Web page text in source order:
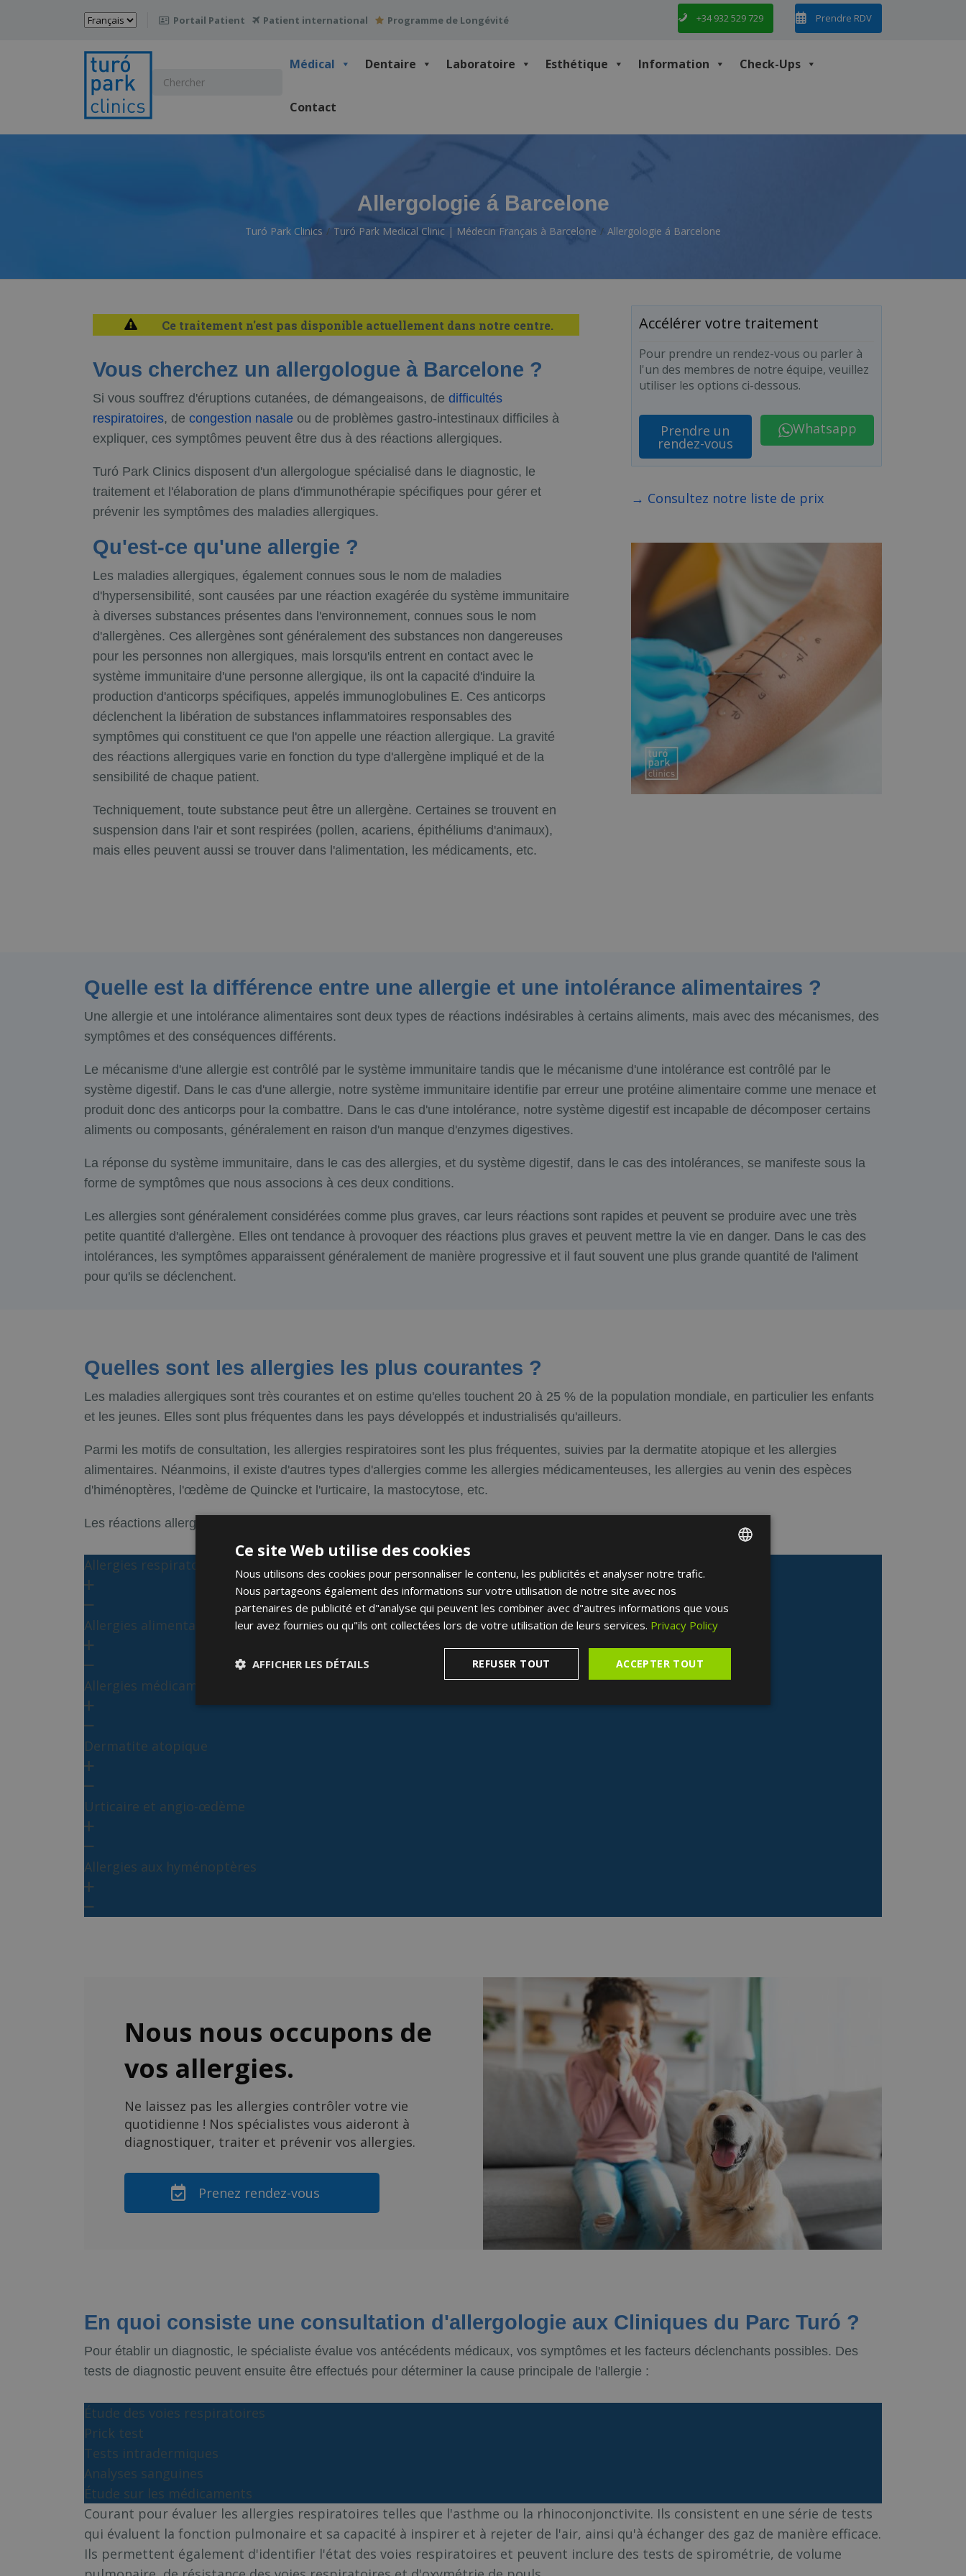
Choisir
 Portail Patient Patient international Programme de Longévité +34 932 529 729 Prendre RDV
Chercher
Médical Dentaire Laboratoire Esthétique Information Check-Ups
Contact
Allergologie á Barcelone
Turó Park Clinics Turó Park Medical Clinic | Médecin Français à Barcelone Allergologie á Barcelone
Ce traitement n'est pas disponible actuellement dans notre centre.
Vous cherchez un allergologue à Barcelone ?
Si vous souffrez d'éruptions cutanées, de démangeaisons, de difficultés
respiratoires, de congestion nasale ou de problèmes gastro-intestinaux difficiles à
expliquer, ces symptômes peuvent être dus à des réactions allergiques.
Turó Park Clinics disposent d'un allergologue spécialisé dans le diagnostic, le
traitement et l'élaboration de plans d'immunothérapie spécifiques pour gérer et
prévenir les symptômes des maladies allergiques.
Qu'est-ce qu'une allergie ?
Les maladies allergiques, également connues sous le nom de maladies
d'hypersensibilité, sont causées par une réaction exagérée du système immunitaire
à diverses substances présentes dans l'environnement, connues sous le nom
d'allergènes. Ces allergènes sont généralement des substances non dangereuses
pour les personnes non allergiques, mais lorsqu'ils entrent en contact avec le
système immunitaire d'une personne allergique, ils ont la capacité d'induire la
production d'anticorps spécifiques, appelés immunoglobulines E. Ces anticorps
déclenchent la libération de substances inflammatoires responsables des
symptômes qui constituent ce que l'on appelle une réaction allergique. La gravité
des réactions allergiques varie en fonction du type d'allergène impliqué et de la
sensibilité de chaque patient.
Techniquement, toute substance peut être un allergène. Certaines se trouvent en
suspension dans l'air et sont respirées (pollen, acariens, épithéliums d'animaux),
mais elles peuvent aussi se trouver dans l'alimentation, les médicaments, etc.
Accélérer votre traitement
Pour prendre un rendez-vous ou parler à
l'un des membres de notre équipe, veuillez
utiliser les options ci-dessous.
Prendre un
rendez-vous
Whatsapp
→ Consultez notre liste de prix
Quelle est la différence entre une allergie et une intolérance alimentaires ?
Une allergie et une intolérance alimentaires sont deux types de réactions indésirables à certains aliments, mais avec des mécanismes, des
symptômes et des conséquences différents.
Le mécanisme d'une allergie est contrôlé par le système immunitaire tandis que le mécanisme d'une intolérance est contrôlé par le
système digestif. Dans le cas d'une allergie, notre système immunitaire identifie par erreur une protéine alimentaire comme une menace et
produit donc des anticorps pour la combattre. Dans le cas d'une intolérance, notre système digestif est incapable de décomposer certains
aliments ou composants, généralement en raison d'un manque d'enzymes digestives.
La réponse du système immunitaire, dans le cas des allergies, et du système digestif, dans le cas des intolérances, se manifeste sous la
forme de symptômes que nous associons à ces deux conditions.
Les allergies sont généralement considérées comme plus graves, car leurs réactions sont rapides et peuvent se produire avec une très
petite quantité d'allergène. Elles ont tendance à provoquer des réactions plus graves et peuvent mettre la vie en danger. Dans le cas des
intolérances, les symptômes apparaissent généralement de manière progressive et il faut souvent une plus grande quantité de l'aliment
pour qu'ils se déclenchent.
Quelles sont les allergies les plus courantes ?
Les maladies allergiques sont très courantes et on estime qu'elles touchent 20 à 25 % de la population mondiale, en particulier les enfants
et les jeunes. Elles sont plus fréquentes dans les pays développés et industrialisés qu'ailleurs.
Parmi les motifs de consultation, les allergies respiratoires sont les plus fréquentes, suivies par la dermatite atopique et les allergies
alimentaires. Néanmoins, il existe d'autres types d'allergies comme les allergies médicamenteuses, les allergies au venin des espèces
d'himénoptères, l'œdème de Quincke et l'urticaire, la mastocytose, etc.
Les réactions allergiques les plus courantes que nous traitons sont les suivantes :
Allergies respiratoires
Allergies alimentaires
Allergies médicamenteuses
Dermatite atopique
Urticaire et angio-œdème
Allergies aux hyménoptères
Nous nous occupons de
vos allergies.
Ne laissez pas les allergies contrôler votre vie
quotidienne ! Nos spécialistes vous aideront à
diagnostiquer, traiter et prévenir vos allergies.
Prenez rendez-vous
En quoi consiste une consultation d'allergologie aux Cliniques du Parc Turó ?
Pour établir un diagnostic, le spécialiste évalue vos antécédents médicaux, vos symptômes et les facteurs déclenchants possibles. Des
tests de diagnostic peuvent ensuite être effectués pour déterminer la cause principale de l'allergie :
Étude des voies respiratoires
Prick test
Tests intradermiques
Analyses sanguines
Étude sur les médicaments
Courant pour évaluer les allergies respiratoires telles que l'asthme ou la rhinoconjonctivite. Ils consistent en une série de tests
qui évaluent la fonction pulmonaire et sa capacité à inspirer et à rejeter de l'air, ainsi qu'à échanger des gaz de manière efficace.
Ils permettent également d'identifier l'état des voies respiratoires et peuvent inclure des tests de spirométrie, de volume
Ce site Web utilise des cookies
Nous utilisons des cookies pour personnaliser le contenu, les publicités et analyser notre trafic.
Nous partageons également des informations sur votre utilisation de notre site avec nos
partenaires de publicité et d"analyse qui peuvent les combiner avec d"autres informations que vous
leur avez fournies ou qu"ils ont collectées lors de votre utilisation de leurs services. Privacy Policy
ACCEPTER TOUT
REFUSER TOUT
AFFICHER LES DÉTAILS